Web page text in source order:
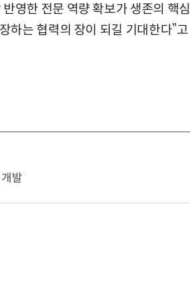
영한 전문 역량 확보가 생존의 핵심
하는 협력의 장이 되길 기대한다”고
발